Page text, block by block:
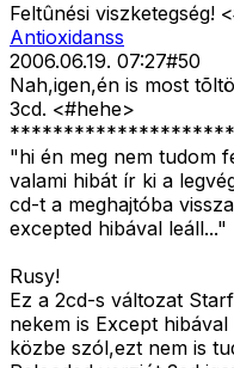
Feltûnési viszketegség!
Antioxidanss
2006.06.19. 07:27#50
Nah,igen,én is most
3cd. <#hehe>
"hi én meg nem tudom
valami hibát ír ki a
cd-t a meghajtóba
excepted hibával leáll..."
Rusy!
Ez a 2cd-s változat
nekem is Except
közbe szól,ezt nem is